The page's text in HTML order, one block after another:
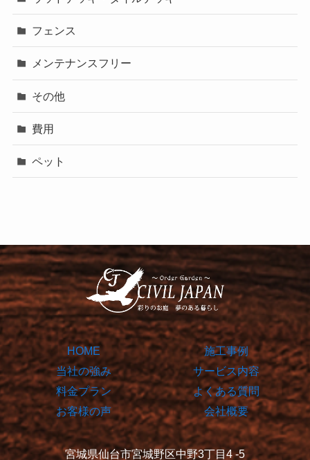
フェンス
メンテナンスフリー
その他
費用
ペット
HOME
施工事例
当社の強み
サービス内容
料金プラン
よくある質問
お客様の声
会社概要
宮城県仙台市宮城野区中野3丁目4 -5